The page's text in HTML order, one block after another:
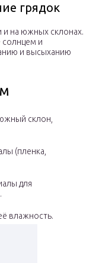
грядок
и на южных склонах.
солнцем и
и высыханию
склон,
(пленка,
для
влажность.